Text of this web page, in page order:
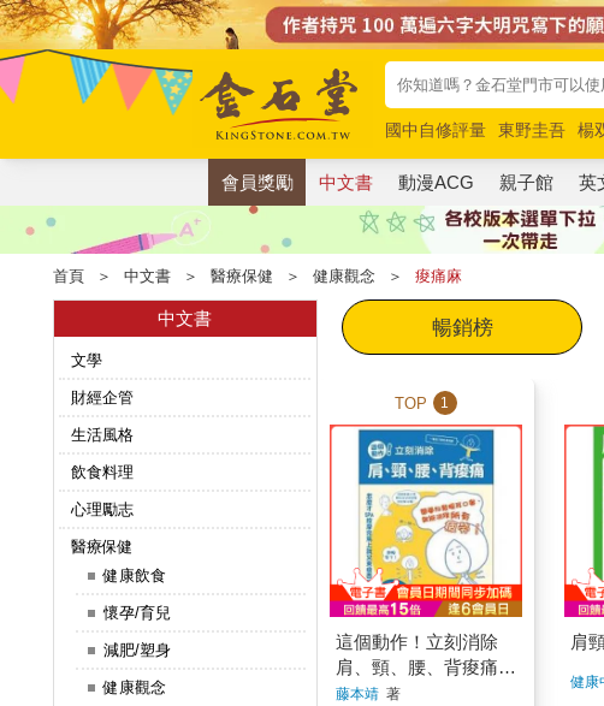
國中自修評量 東野圭吾 楊
唯紅花綻放
奧德賽 路邊攤
會員獎勵 中文書 動漫ACG 親子館 英
首頁 ＞ 中文書 ＞ 醫療保健 ＞ 健康觀念 ＞ 痠痛麻
中文書
文學
財經企管
生活風格
飲食料理
心理勵志
醫療保健
健康飲食
懷孕/育兒
減肥/塑身
健康觀念
暢銷榜
TOP 1
這個動作！立刻消除
肩、頸、腰、背痠痛：
活力誌
藤本靖著
肩
健康